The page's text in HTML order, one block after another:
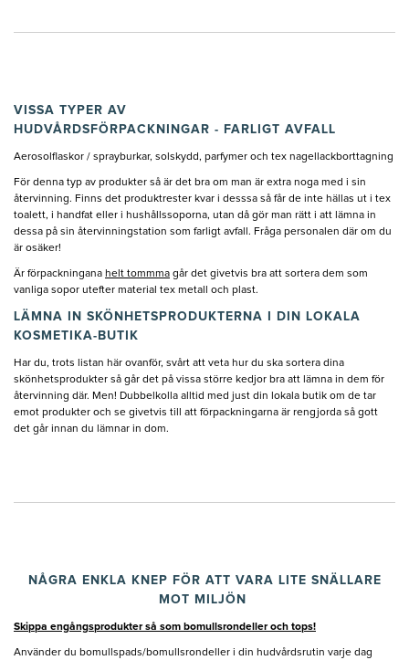
VISSA TYPER AV
HUDVÅRDSFÖRPACKNINGAR - FARLIGT AVFALL
Aerosolflaskor / sprayburkar, solskydd, parfymer och tex nagellackborttagning
För denna typ av produkter så är det bra om man är extra noga med i sin
återvinning. Finns det produktrester kvar i desssa så får de inte hällas ut i tex
toalett, i handfat eller i hushållssoporna, utan då gör man rätt i att lämna in
dessa på sin återvinningstation som farligt avfall. Fråga personalen där om du
är osäker!
Är förpackningana helt tommma går det givetvis bra att sortera dem som
vanliga sopor utefter material tex metall och plast.
LÄMNA IN SKÖNHETSPRODUKTERNA I DIN LOKALA
KOSMETIKA-BUTIK
Har du, trots listan här ovanför, svårt att veta hur du ska sortera dina
skönhetsprodukter så går det på vissa större kedjor bra att lämna in dem för
återvinning där. Men! Dubbelkolla alltid med just din lokala butik om de tar
emot produkter och se givetvis till att förpackningarna är rengjorda så gott
det går innan du lämnar in dom.
NÅGRA ENKLA KNEP FÖR ATT VARA LITE SNÄLLARE
MOT MILJÖN
Skippa engångsprodukter så som bomullsrondeller och tops!
Använder du bomullspads/bomullsrondeller i din hudvårdsrutin varje dag